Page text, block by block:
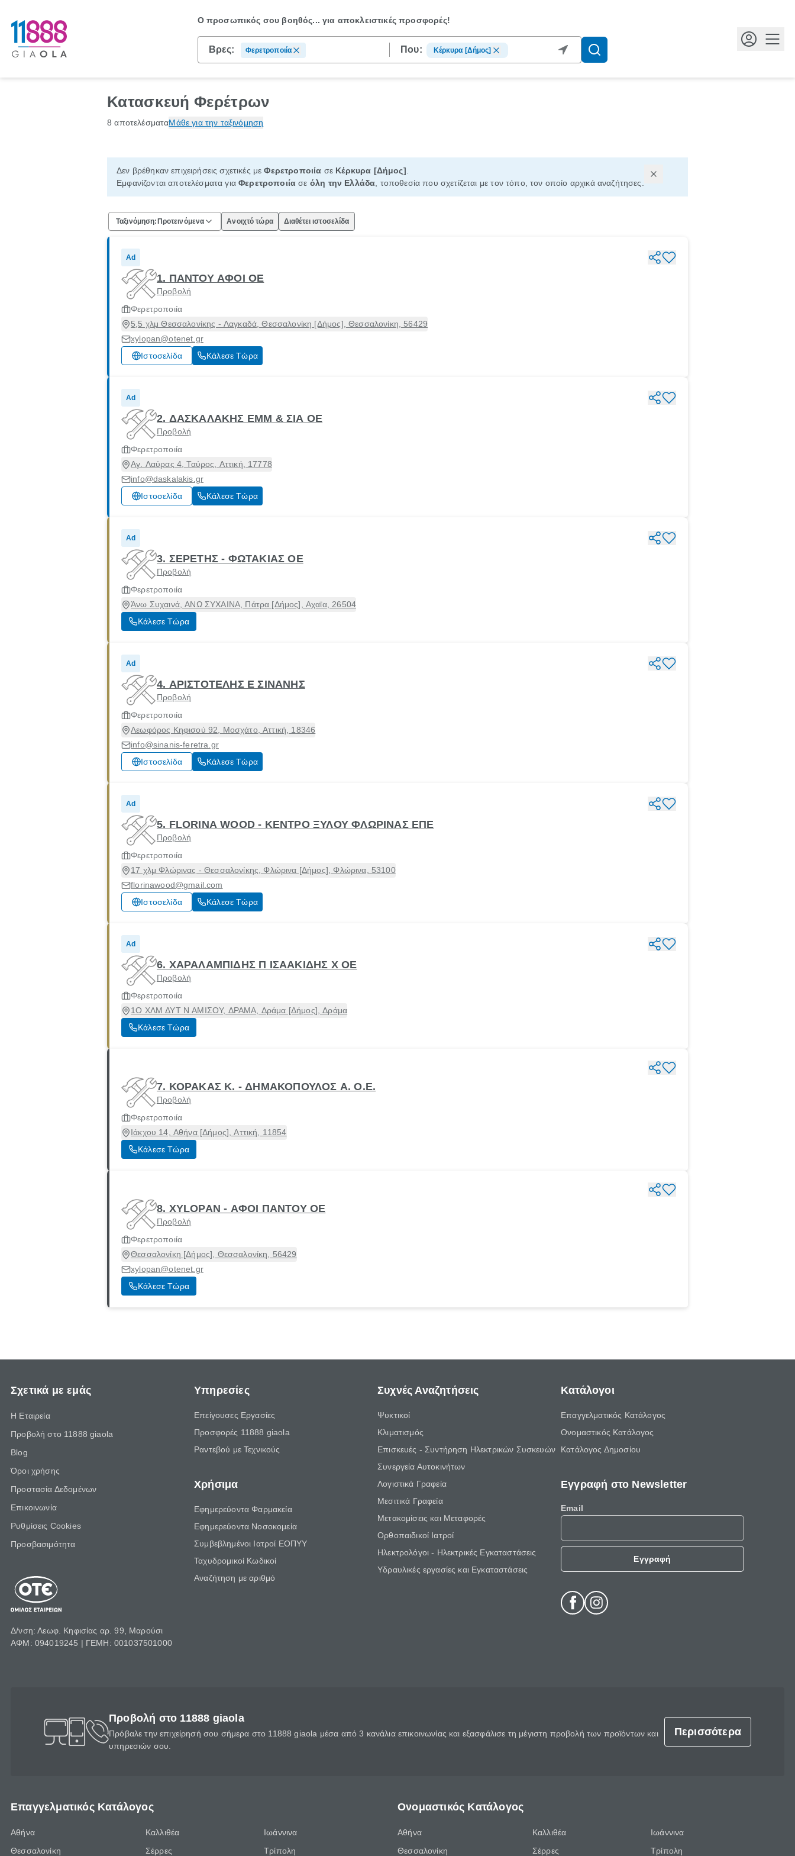
Ο προσωπικός σου βοηθός...για αποκλειστικές προσφορές!
Βρες: Φερετροποιία Που: Κέρκυρα [Δήμος]
Κατασκευή Φερέτρων
8 αποτελέσματαΜάθε για την ταξινόμηση
Δεν βρέθηκαν επιχειρήσεις σχετικές μεΦερετροποιία σε Κέρκυρα [Δήμος]
Εμφανίζονται αποτελέσματα γιαΦερετροποιία σε όλη την Ελλάδα , τοποθεσία που σχετίζεται με τον τόπο, τον οποίο αρχικά αναζήτησες.
Ταξινόμηση: Προτεινόμενα Ανοιχτό τώρα Διαθέτει ιστοσελίδα
Ad
1. ΠΑΝΤΟΥ ΑΦΟΙ ΟΕ
Προβολή
Φερετροποιία
5,5 χλμ Θεσσαλονίκης - Λαγκαδά, Θεσσαλονίκη [Δήμος], Θεσσαλονίκη, 56429
xylopan@otenet.gr
Ιστοσελίδα
Κάλεσε Τώρα
Ad
2. ΔΑΣΚΑΛΑΚΗΣ ΕΜΜ & ΣΙΑ ΟΕ
Προβολή
Φερετροποιία
Αγ. Λαύρας 4, Ταύρος, Αττική, 17778
info@daskalakis.gr
Ιστοσελίδα
Κάλεσε Τώρα
Ad
3. ΣΕΡΕΤΗΣ - ΦΩΤΑΚΙΑΣ ΟΕ
Προβολή
Φερετροποιία
Άνω Συχαινά, ΑΝΩ ΣΥΧΑΙΝΑ, Πάτρα [Δήμος], Αχαϊα, 26504
Κάλεσε Τώρα
Ad
4. ΑΡΙΣΤΟΤΕΛΗΣ Ε ΣΙΝΑΝΗΣ
Προβολή
Φερετροποιία
Λεωφόρος Κηφισού 92, Μοσχάτο, Αττική, 18346
info@sinanis-feretra.gr
Ιστοσελίδα
Κάλεσε Τώρα
Ad
5. FLORINA WOOD - ΚΕΝΤΡΟ ΞΥΛΟΥ ΦΛΩΡΙΝΑΣ ΕΠΕ
Προβολή
Φερετροποιία
17 χλμ Φλώρινας - Θεσσαλονίκης, Φλώρινα [Δήμος], Φλώρινα, 53100
florinawood@gmail.com
Ιστοσελίδα
Κάλεσε Τώρα
Ad
6. ΧΑΡΑΛΑΜΠΙΔΗΣ Π ΙΣΑΑΚΙΔΗΣ Χ ΟΕ
Προβολή
Φερετροποιία
1Ο ΧΛΜ ΔΥΤ Ν ΑΜΙΣΟΥ, ΔΡΑΜΑ, Δράμα [Δήμος], Δράμα
Κάλεσε Τώρα
7. ΚΟΡΑΚΑΣ Κ. - ΔΗΜΑΚΟΠΟΥΛΟΣ Α. Ο.Ε.
Προβολή
Φερετροποιία
Ιάκχου 14, Αθήνα [Δήμος], Αττική, 11854
Κάλεσε Τώρα
8. XYLOPAN - ΑΦΟΙ ΠΑΝΤΟΥ ΟΕ
Προβολή
Φερετροποιία
Θεσσαλονίκη [Δήμος], Θεσσαλονίκη, 56429
xylopan@otenet.gr
Κάλεσε Τώρα
Σχετικά με εμάς
Η Εταιρεία
Προβολή στο 11888 giaola
Blog
Όροι χρήσης
Προστασία Δεδομένων
Επικοινωνία
Ρυθμίσεις Cookies
Προσβασιμότητα
Δ/νση: Λεωφ. Κηφισίας αρ. 99, Μαρούσι
ΑΦΜ: 094019245 | ΓΕΜΗ: 001037501000
Υπηρεσίες
Επείγουσες Εργασίες
Προσφορές 11888 giaola
Ραντεβού με Τεχνικούς
Χρήσιμα
Εφημερεύοντα Φαρμακεία
Εφημερεύοντα Νοσοκομεία
Συμβεβλημένοι Ιατροί ΕΟΠΥΥ
Ταχυδρομικοί Κωδικοί
Αναζήτηση με αριθμό
Συχνές Αναζητήσεις
Ψυκτικοί
Κλιματισμός
Επισκευές - Συντήρηση Ηλεκτρικών Συσκευών
Συνεργεία Αυτοκινήτων
Λογιστικά Γραφεία
Μεσιτικά Γραφεία
Μετακομίσεις και Μεταφορές
Ορθοπαιδικοί Ιατροί
Ηλεκτρολόγοι - Ηλεκτρικές Εγκαταστάσεις
Υδραυλικές εργασίες και Εγκαταστάσεις
Κατάλογοι
Επαγγελματικός Κατάλογος
Ονομαστικός Κατάλογος
Κατάλογος Δημοσίου
Εγγραφή στο Newsletter
Email
Εγγραφή
Προβολή στο 11888 giaola
Πρόβαλε την επιχείρησή σου σήμερα στο 11888 giaola μέσα από 3 κανάλια επικοινωνίας και εξασφάλισε τη μέγιστη προβολή των προϊόντων και
υπηρεσιών σου.
Περισσότερα
Επαγγελματικός Κατάλογος
Αθήνα
Θεσσαλονίκη
Καλλιθέα
Σέρρες
Ιωάννινα
Τρίπολη
Ονομαστικός Κατάλογος
Αθήνα
Θεσσαλονίκη
Καλλιθέα
Σέρρες
Ιωάννινα
Τρίπολη